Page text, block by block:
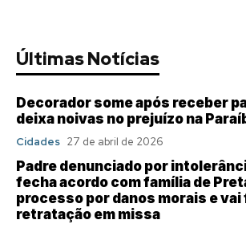
Últimas Notícias
Decorador some após receber
deixa noivas no prejuízo na
Cidades 27 de abril de 2026
Padre denunciado por
fecha acordo com família de
processo por danos morais e vai
retratação em missa